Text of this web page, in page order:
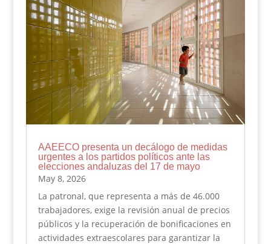
AAEECO presenta un decálogo de medidas
urgentes a los partidos políticos ante las
elecciones andaluzas del 17 de mayo
May 8, 2026
La patronal, que representa a más de 46.000
trabajadores, exige la revisión anual de precios
públicos y la recuperación de bonificaciones en
actividades extraescolares para garantizar la